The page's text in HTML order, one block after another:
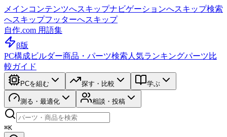
メインコンテンツへスキップナビゲーションへスキップ検索
へスキップフッターへスキップ
自作.com 用語集
β版
PC構成ビルダー商品・パーツ検索 人気ランキングパーツ比
較ガイド
PCを組む 探す・比較 学ぶ
測る・最適化 相談・投稿
⌘K